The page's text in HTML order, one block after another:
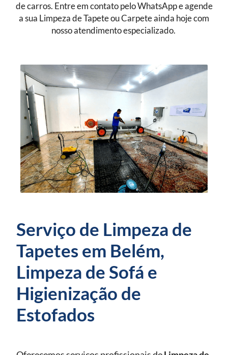
de carros. Entre em contato pelo WhatsApp e agende
a sua Limpeza de Tapete ou Carpete ainda hoje com
nosso atendimento especializado.
Serviço de Limpeza de
Tapetes em Belém,
Limpeza de Sofá e
Higienização de
Estofados